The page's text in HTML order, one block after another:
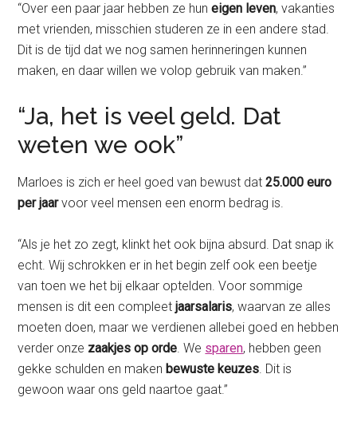
“Over een paar jaar hebben ze huneigen leven, vakanties
met vrienden, misschien studeren ze in een andere stad.
Dit is de tijd dat we nog samen herinneringen kunnen
maken, en daar willen we volop gebruik van maken.”
“Ja, het is veel geld. Dat
weten we ook”
Marloes is zich er heel goed van bewust dat25.000 euro
per jaarvoor veel mensen een enorm bedrag is.
“Als je het zo zegt, klinkt het ook bijna absurd. Dat snap ik
echt. Wij schrokken er in het begin zelf ook een beetje
van toen we het bij elkaar optelden. Voor sommige
mensen is dit een compleetjaarsalaris, waarvan ze alles
moeten doen, maar we verdienen allebei goed en hebben
verder onze zaakjes op orde. We sparen, hebben geen
gekke schulden en maken bewuste keuzes. Dit is
gewoon waar ons geld naartoe gaat.”